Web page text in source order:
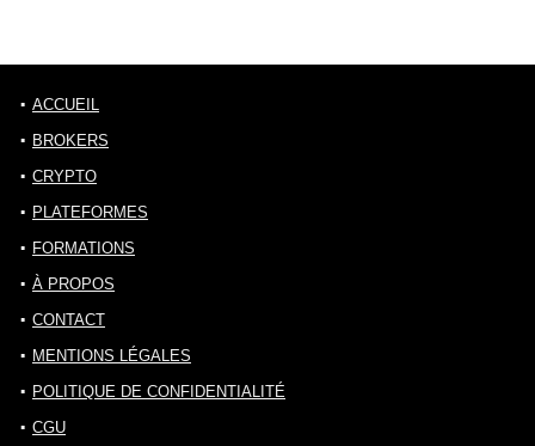
ACCUEIL
BROKERS
CRYPTO
PLATEFORMES
FORMATIONS
À PROPOS
CONTACT
MENTIONS LÉGALES
POLITIQUE DE CONFIDENTIALITÉ
CGU